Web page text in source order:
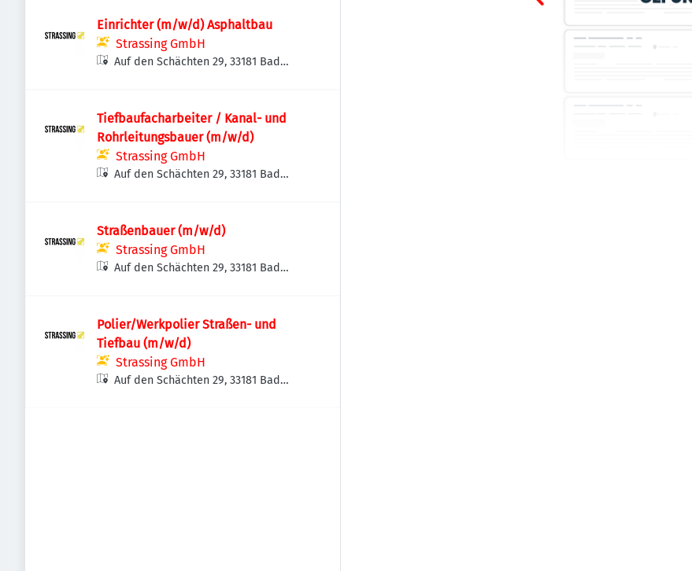
Einrichter (m/w/d) Asphaltbau
Strassing GmbH
Auf den Schächten 29, 33181 Bad
Tiefbaufacharbeiter / Kanal- und
Rohrleitungsbauer (m/w/d)
Strassing GmbH
Auf den Schächten 29, 33181 Bad
Straßenbauer (m/w/d)
Strassing GmbH
Auf den Schächten 29, 33181 Bad
Polier/Werkpolier Straßen- und
Tiefbau (m/w/d)
Strassing GmbH
Auf den Schächten 29, 33181 Bad